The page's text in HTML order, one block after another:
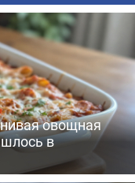
овощная
в